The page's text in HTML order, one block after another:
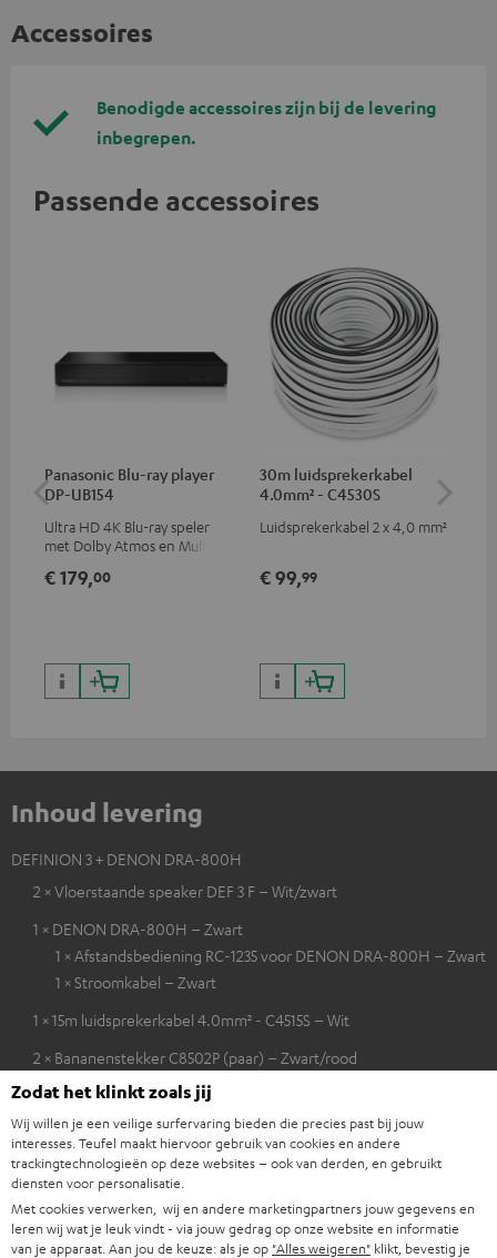
Accessoires
Benodigde accessoires zijn bij de levering
inbegrepen.
Passende accessoires
Panasonic Blu-ray player
DP-UB154
Ultra HD 4K Blu-ray speler
met Dolby Atmos en Multi
waaronder HDR10+ voor
€ 179,00
30m luidsprekerkabel
4.0mm² - C4530S
Luidsprekerkabel 2 x 4,0 mm²
€ 99,99
Inhoud levering
DEFINION 3 + DENON DRA-800H
2 × Vloerstaande speaker DEF 3 F – Wit/zwart
1 × DENON DRA-800H – Zwart
1 × Afstandsbediening RC-1235 voor DENON DRA-800H – Zwart
1 × Stroomkabel – Zwart
1 × 15m luidsprekerkabel 4.0mm² - C4515S – Wit
2 × Bananenstekker C8502P (paar) – Zwart/rood
2 × Spikes voor vloerstaanders AC 8544 BA – Titaan
4 × Satellieten spike – Titaan
Downloads & support
Zodat het klinkt zoals jij
Wij willen je een veilige surfervaring bieden die precies past bij jouw
interesses. Teufel maakt hiervoor gebruik van cookies en andere
trackingtechnologieën op deze websites – ook van derden, en gebruikt
diensten voor personalisatie.
Met cookies verwerken, wij en andere marketingpartners jouw gegevens en
leren wij wat je leuk vindt - via jouw gedrag op onze website en informatie
van je apparaat. Aan jou de keuze: als je op "Alles weigeren" klikt, bevestig je